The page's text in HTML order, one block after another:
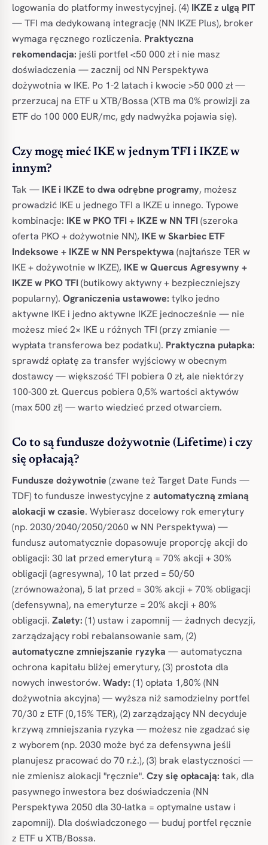
logowania do platformy inwestycyjnej. (4) IKZE z ulgą PIT
— TFI ma dedykowaną integrację (NN IKZE Plus), broker
wymaga ręcznego rozliczenia. Praktyczna
rekomendacja: jeśli portfel <50 000 zł i nie masz
doświadczenia — zacznij od NN Perspektywa
dożywotnia w IKE. Po 1-2 latach i kwocie >50 000 zł —
przerzucaj na ETF u XTB/Bossa (XTB ma 0% prowizji za
ETF do 100 000 EUR/mc, gdy nadwyżka pojawia się).
Czy mogę mieć IKE w jednym TFI i IKZE w
innym?
Tak — IKE i IKZE to dwa odrębne programy, możesz
prowadzić IKE u jednego TFI a IKZE u innego. Typowe
kombinacje: IKE w PKO TFI + IKZE w NN TFI(szeroka
oferta PKO + dożywotnie NN), IKE w Skarbiec ETF
Indeksowe + IKZE w NN Perspektywa (najtańsze TER w
IKE + dożywotnie w IKZE), IKE w Quercus Agresywny +
IKZE w PKO TFI(butikowy aktywny + bezpieczniejszy
popularny). Ograniczenia ustawowe: tylko jedno
aktywne IKE i jedno aktywne IKZE jednocześnie — nie
możesz mieć 2× IKE u różnych TFI (przy zmianie —
wypłata transferowa bez podatku). Praktyczna pułapka:
sprawdź opłatę za transfer wyjściowy w obecnym
dostawcy — większość TFI pobiera 0 zł, ale niektórzy
100-300 zł. Quercus pobiera 0,5% wartości aktywów
(max 500 zł) — warto wiedzieć przed otwarciem.
Co to są fundusze dożywotnie (Lifetime) i czy
się opłacają?
Fundusze dożywotnie (zwane też Target Date Funds —
TDF) to fundusze inwestycyjne z automatyczną zmianą
alokacji w czasie. Wybierasz docelowy rok emerytury
(np. 2030/2040/2050/2060 w NN Perspektywa) —
fundusz automatycznie dopasowuje proporcję akcji do
obligacji: 30 lat przed emeryturą = 70% akcji + 30%
obligacji (agresywna), 10 lat przed = 50/50
(zrównoważona), 5 lat przed = 30% akcji + 70% obligacji
(defensywna), na emeryturze = 20% akcji + 80%
obligacji. Zalety: (1) ustaw i zapomnij — żadnych decyzji,
zarządzający robi rebalansowanie sam, (2)
automatyczne zmniejszanie ryzyka — automatyczna
ochrona kapitału bliżej emerytury, (3) prostota dla
nowych inwestorów. Wady: (1) opłata 1,80% (NN
dożywotnia akcyjna) — wyższa niż samodzielny portfel
70/30 z ETF (0,15% TER), (2) zarządzający NN decyduje
krzywą zmniejszania ryzyka — możesz nie zgadzać się
z wyborem (np. 2030 może być za defensywna jeśli
planujesz pracować do 70 r.ż.), (3) brak elastyczności —
nie zmienisz alokacji "ręcznie". Czy się opłacają: tak, dla
pasywnego inwestora bez doświadczenia (NN
Perspektywa 2050 dla 30-latka = optymalne ustaw i
zapomnij). Dla doświadczonego — buduj portfel ręcznie
z ETF u XTB/Bossa.